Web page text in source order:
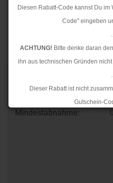
Diesen Rabatt-Code kannst Du
Code" eingeben
.
ACHTUNG! Bitte denke daran
ihn aus technischen Gründen
.
Dieser Rabatt ist nicht
Gutschein-
.
Rückstaus kann es jedoch zu
Mindestabnahme: